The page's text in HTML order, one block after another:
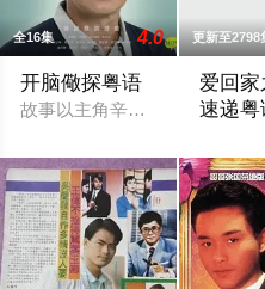
全16集 4.0
开脑儆探粤语
故事以主角辛纪元（黄日华饰
更新至2798
爱回
速递粤